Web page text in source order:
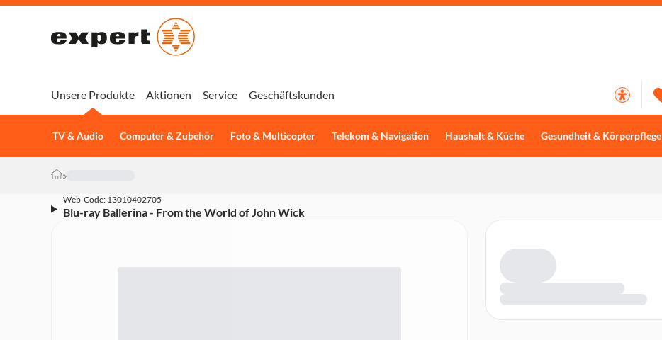
Unsere Produkte
TV & Audio Computer & Zubehör Foto & Multicopter Telekom & Navigation Haushalt & Küche Gesundheit & Körperpflege
Aktionen Service Geschäftskunden
»
Web-Code: 13010402705
Blu-ray Ballerina - From the World of John Wick